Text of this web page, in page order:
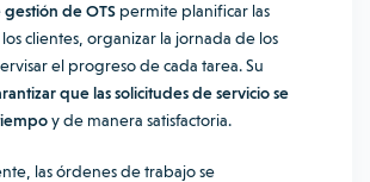
gestión de OTS permite planificar las
clientes, organizar la jornada de los
el progreso de cada tarea. Su
que las solicitudes de servicio se
y de manera satisfactoria.
las órdenes de trabajo se